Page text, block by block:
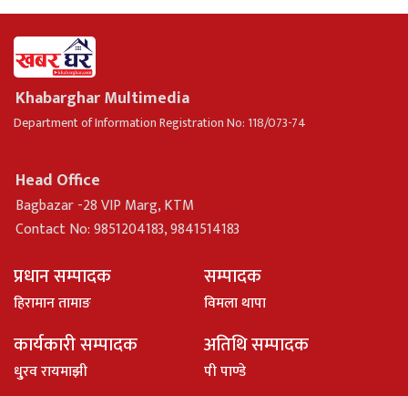
Khabarghar Multimedia
Department of Information Registration No: 118/073-74
Head Office
Bagbazar -28 VIP Marg, KTM
Contact No: 9851204183, 9841514183
प्रधान सम्पादक
हिरामान तामाङ
सम्पादक
विमला थापा
कार्यकारी सम्पादक
धु्रव रायमाझी
अतिथि सम्पादक
पी पाण्डे